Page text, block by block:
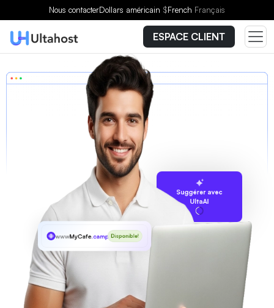
Nous contacterDollars américain $French Français
ESPACE CLIENT
Suggérer avec
UltaAI
wwwMyCafe.camp Disponible!